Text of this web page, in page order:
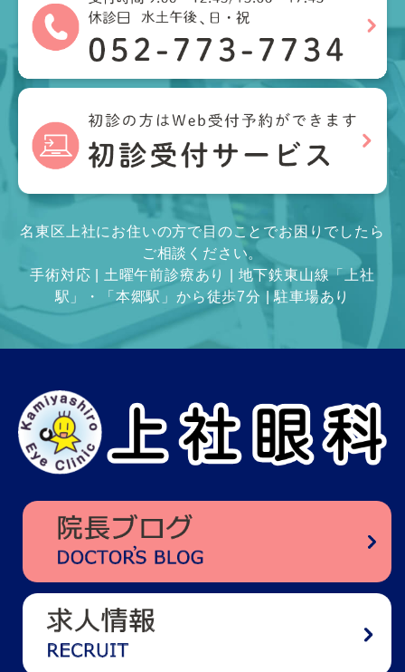
名東区上社にお住いの方で目のことでお困りでしたら
ご相談ください。
手術対応 | 土曜午前診療あり | 地下鉄東山線「上社
駅」・「本郷駅」から徒歩7分 | 駐車場あり